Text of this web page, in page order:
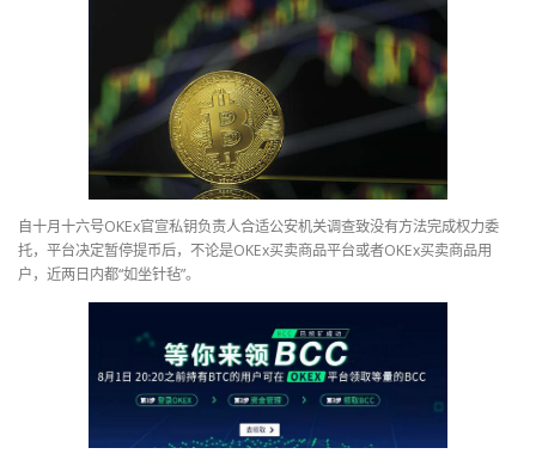
自十月十六号OKEx官宣私钥负责人合适公安机关调查致没有方法完成权力委
托，平台决定暂停提币后，不论是OKEx买卖商品平台或者OKEx买卖商品用
户，近两日内都“如坐针毡”。